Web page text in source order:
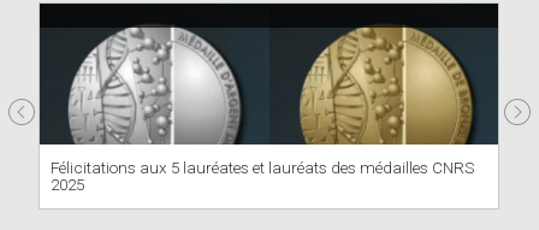
Félicitations aux 5 lauréates et lauréats des médailles CNRS
2025